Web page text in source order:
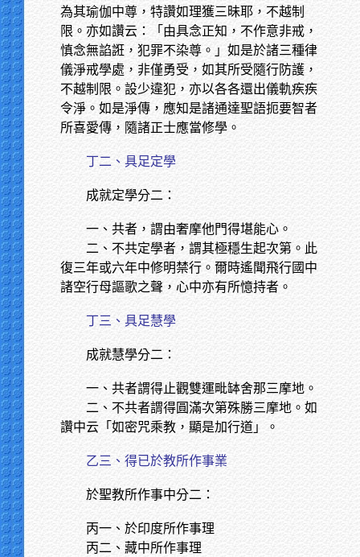
為其瑜伽中尊，特讚如理獲三昧耶，不越制
限。亦如讚云：「由具念正知，不作意非戒，
慎念無諂誑，犯罪不染尊。」如是於諸三種律
儀淨戒學處，非僅勇受，如其所受隨行防護，
不越制限。設少違犯，亦以各各還出儀軌疾疾
令淨。如是淨傳，應知是諸通達聖語扼要智者
所喜愛傳，隨諸正士應當修學。
丁二、具足定學
成就定學分二：
一、共者，謂由奢摩他門得堪能心。
二、不共定學者，謂其極穩生起次第。此
復三年或六年中修明禁行。爾時遙聞飛行國中
諸空行母謳歌之聲，心中亦有所憶持者。
丁三、具足慧學
成就慧學分二：
一、共者謂得止觀雙運毗缽舍那三摩地。
二、不共者謂得圓滿次第殊勝三摩地。如
讚中云「如密咒乘教，顯是加行道」。
乙三、得已於教所作事業
於聖教所作事中分二：
丙一、於印度所作事理
丙二、藏中所作事理